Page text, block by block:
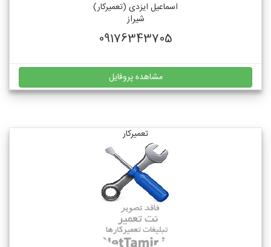
اسماعیل ایزدی (تعمیرکار)
شیراز
09176343705
مشاهده پروفایل
تعمیرکار